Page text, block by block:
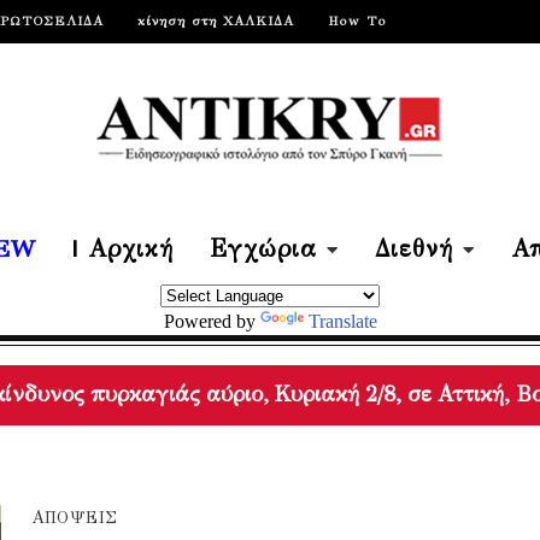
κίνηση στη ΧΑΛΚΙΔΑ How To
| Αρχική Εγχώρια Διεθνή
Powered by Translate
πυρκαγιάς αύριο, Κυριακή 2/8, σε Αττική,
Παππάς: «23οι στην Ευρώπη σε απορρόφηση
πρωτοβουλία 22 κρατών-μελών κατά Ισπανίας /
ΑΠΟΨΕΙΣ